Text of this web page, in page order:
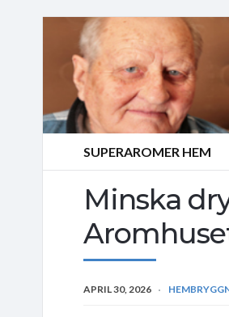
SUPERAROMER HEM
Minska
APRIL 30, 2026